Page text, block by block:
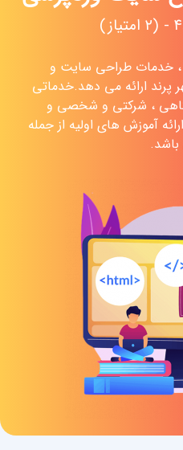
خدمات طراحی سایت و
ارائه می دهد.خدماتی
، شرکتی و شخصی و
آموزش های اولیه از جمله